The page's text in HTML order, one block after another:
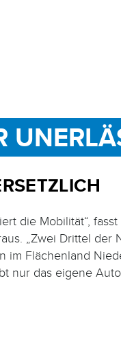
die Mobilität“,
„Zwei Drittel
im Flächenland
nur das eigene